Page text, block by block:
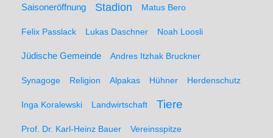
Saisoneröffnung Stadion Matus Bero
Felix Passlack Lukas Daschner Noah Loosli
Jüdische Gemeinde Andres Itzhak Bruckner
Synagoge Religion Alpakas Hühner Herdenschutz
Inga Koralewski Landwirtschaft Tiere
Prof. Dr. Karl-Heinz Bauer Vereinsspitze